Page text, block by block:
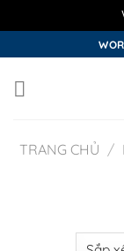
to
content
TRANG CHỦ /